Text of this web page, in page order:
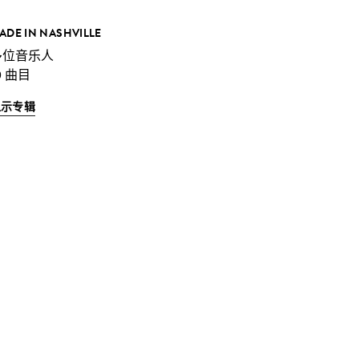
IN NASHVILLE
音乐人
曲目
专辑